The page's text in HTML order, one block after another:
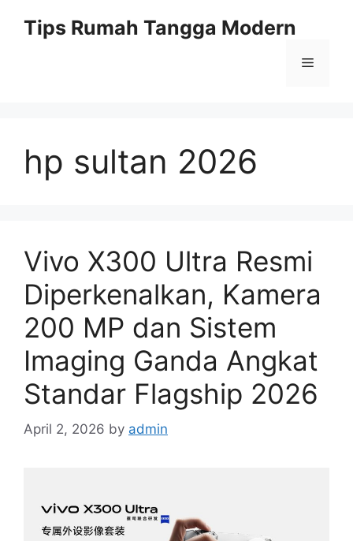
Tips Rumah Tangga Modern
Menu
hp sultan 2026
Vivo X300 Ultra Resmi
Diperkenalkan, Kamera
200 MP dan Sistem
Imaging Ganda Angkat
Standar Flagship 2026
April 2, 2026 by admin